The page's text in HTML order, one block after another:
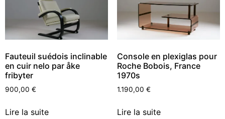
Fauteuil suédois inclinable
en cuir nelo par åke
fribyter
900,00 €
Lire la suite
Console en plexiglas pour
Roche Bobois, France
1970s
1.190,00 €
Lire la suite